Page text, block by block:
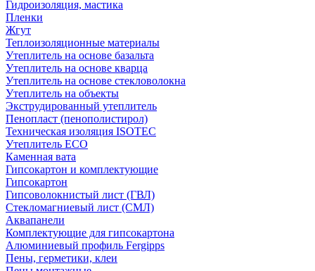
Гидроизоляция, мастика
Пленки
Жгут
Теплоизоляционные материалы
Утеплитель на основе базальта
Утеплитель на основе кварца
Утеплитель на основе стекловолокна
Утеплитель на объекты
Экструдированный утеплитель
Пенопласт (пенополистирол)
Техническая изоляция ISOTEC
Утеплитель ECO
Каменная вата
Гипсокартон и комплектующие
Гипсокартон
Гипсоволокнистый лист (ГВЛ)
Стекломагниевый лист (СМЛ)
Аквапанели
Комплектующие для гипсокартона
Алюминиевый профиль Fergipps
Пены, герметики, клеи